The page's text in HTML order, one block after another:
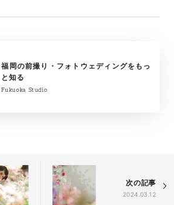
福岡の前撮り・フォトウェディングをもっ
と知る
Fukuoka Studio
次の記事
2024.03.12